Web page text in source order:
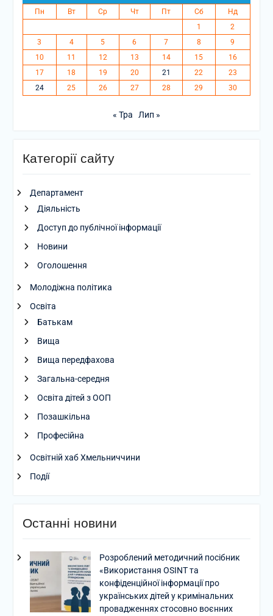
Пн Вт Ср Чт Пт Сб
Нд
1
2
3
4 5 6 7 8
9
10
11 12 13 14 15
16
17
18 19 20 21 22
23
24
25 26 27 28 29 30
« Тра Лип »
Категорії сайту
Департамент
Діяльність
Доступ до публічної інформації
Новини
Оголошення
Молодіжна політика
Освіта
Батькам
Вища
Вища передфахова
Загальна-середня
Освіта дітей з ООП
Позашкільна
Професійна
Освітній хаб Хмельниччини
Події
Останні новини
Розроблений методичний посібник
«Використання OSINT та
конфіденційної інформації про
українських дітей у кримінальних
провадженнях стосовно воєнних